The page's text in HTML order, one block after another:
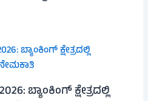
ಬ್ಯಾಂಕಿಂಗ್ ಕ್ಷೇತ್ರದಲ್ಲಿ